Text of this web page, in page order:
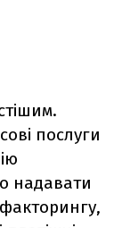
послуги
надавати